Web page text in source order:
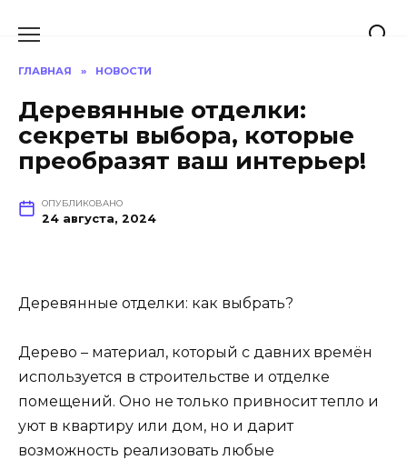
ГЛАВНАЯ » НОВОСТИ
Деревянные отделки:
секреты выбора, которые
преобразят ваш интерьер!
ОПУБЛИКОВАНО
24 августа, 2024
Деревянные отделки: как выбрать?
Дерево – материал, который с давних времён
используется в строительстве и отделке
помещений. Оно не только привносит тепло и
уют в квартиру или дом, но и дарит
возможность реализовать любые